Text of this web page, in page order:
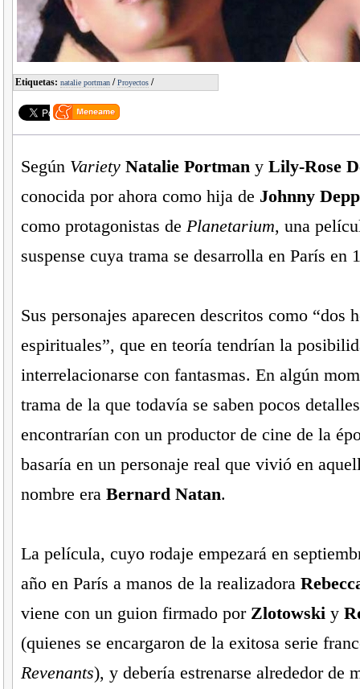
Etiquetas: natalie portman/Proyectos/
Según Variety Natalie Portmany Lily-Rose
conocida por ahora como hija de Johnny Depp
como protagonistas de Planetarium, una
suspense cuya trama se desarrolla en París en
Sus personajes aparecen descritos como “dos
espirituales”, que en teoría tendrían la
interrelacionarse con fantasmas. En algún
trama de la que todavía se saben pocos
encontrarían con un productor de cine de la
basaría en un personaje real que vivió en
nombre era Bernard Natan.
La película, cuyo rodaje empezará en
año en París a manos de la realizadora
viene con un guion firmado por Zlotowskiy
(quienes se encargaron de la exitosa serie
Revenants), y debería estrenarse alrededor de